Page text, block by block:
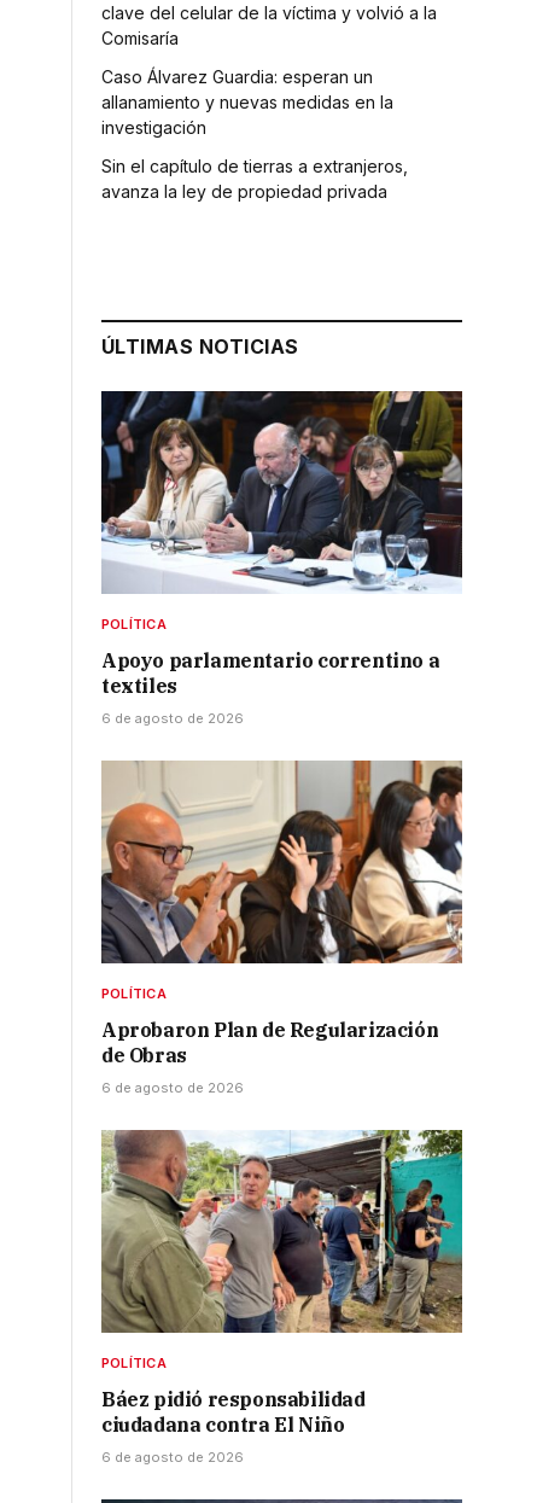
clave del celular de la víctima y volvió a la
Comisaría
Caso Álvarez Guardia: esperan un
allanamiento y nuevas medidas en la
investigación
Sin el capítulo de tierras a extranjeros,
avanza la ley de propiedad privada
ÚLTIMAS NOTICIAS
POLÍTICA
Apoyo parlamentario correntino a
textiles
6 de agosto de 2026
POLÍTICA
Aprobaron Plan de Regularización
de Obras
6 de agosto de 2026
POLÍTICA
Báez pidió responsabilidad
ciudadana contra El Niño
6 de agosto de 2026